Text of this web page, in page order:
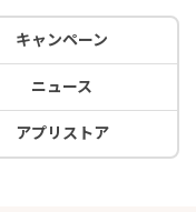
キャンペーン
ニュース
アプリストア